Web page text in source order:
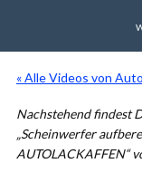
« Alle Videos von
Nachstehend findest
„Scheinwerfer
AUTOLACKAFFEN“